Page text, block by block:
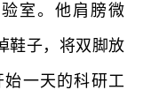
室。他肩膀微
鞋子，将双脚放
一天的科研工